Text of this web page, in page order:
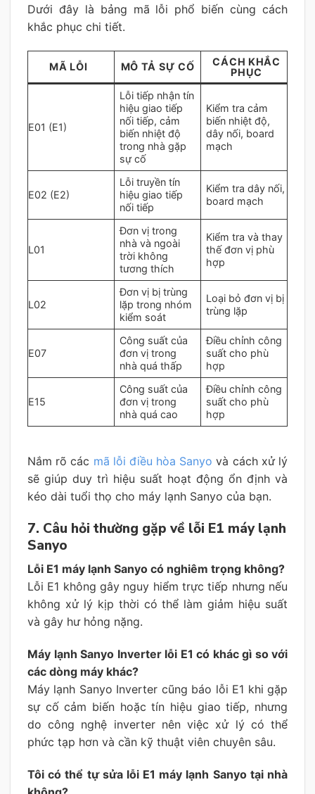
Dưới đây là bảng mã lỗi phổ biến cùng cách
khắc phục chi tiết.
MÃ LỖI MÔ TẢ SỰ CỐ
CÁCH KHẮC
PHỤC
E01 (E1)
Lỗi tiếp nhận tín
hiệu giao tiếp
nối tiếp, cảm
biến nhiệt độ
trong nhà gặp
sự cố
Kiểm tra cảm
biến nhiệt độ,
dây nối, board
mạch
E02 (E2)
Lỗi truyền tín
hiệu giao tiếp
nối tiếp
Kiểm tra dây nối,
board mạch
L01
Đơn vị trong
nhà và ngoài
trời không
tương thích
Kiểm tra và thay
thế đơn vị phù
hợp
L02
Đơn vị bị trùng
lặp trong nhóm
kiểm soát
Loại bỏ đơn vị bị
trùng lặp
E07
Công suất của
đơn vị trong
nhà quá thấp
Điều chỉnh công
suất cho phù
hợp
E15
Công suất của
đơn vị trong
nhà quá cao
Điều chỉnh công
suất cho phù
hợp
Nắm rõ các mã lỗi điều hòa Sanyo và cách xử lý
sẽ giúp duy trì hiệu suất hoạt động ổn định và
kéo dài tuổi thọ cho máy lạnh Sanyo của bạn.
7. Câu hỏi thường gặp về lỗi E1 máy lạnh
Sanyo
Lỗi E1 máy lạnh Sanyo có nghiêm trọng không?
Lỗi E1 không gây nguy hiểm trực tiếp nhưng nếu
không xử lý kịp thời có thể làm giảm hiệu suất
và gây hư hỏng nặng.
Máy lạnh Sanyo Inverter lỗi E1 có khác gì so với
các dòng máy khác?
Máy lạnh Sanyo Inverter cũng báo lỗi E1 khi gặp
sự cố cảm biến hoặc tín hiệu giao tiếp, nhưng
do công nghệ inverter nên việc xử lý có thể
phức tạp hơn và cần kỹ thuật viên chuyên sâu.
Tôi có thể tự sửa lỗi E1 máy lạnh Sanyo tại nhà